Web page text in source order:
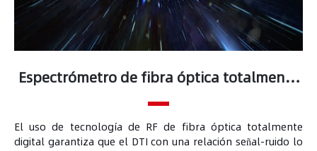
Espectrómetro de fibra óptica totalmente
digital
El uso de tecnología de RF de fibra óptica totalmente
digital garantiza que el DTI con una relación señal-ruido lo